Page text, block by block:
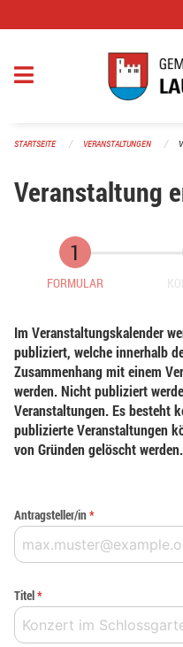
STARTSEITE VERANSTALTUNGEN
Veranstaltung
FORMULAR
Im Veranstaltungskalender
publiziert, welche innerhalb
Zusammenhang mit einem
werden. Nicht publiziert
Veranstaltungen. Es besteht
publizierte Veranstaltungen
von Gründen gelöscht werden.
Antragsteller/in*
Titel*